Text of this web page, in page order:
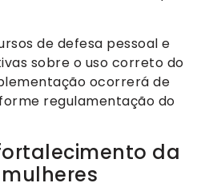
de defesa pessoal e
sobre o uso correto do
ocorrerá de
regulamentação do
da